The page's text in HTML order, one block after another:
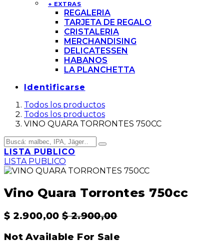
+ EXTRAS
REGALERIA
TARJETA DE REGALO
CRISTALERIA
MERCHANDISING
DELICATESSEN
HABANOS
LA PLANCHETTA
Identificarse
Todos los productos
Todos los productos
VINO QUARA TORRONTES 750CC
LISTA PUBLICO
LISTA PUBLICO
Vino Quara Torrontes 750cc
$ 2.900,00 $2.900,00
Not Available For Sale